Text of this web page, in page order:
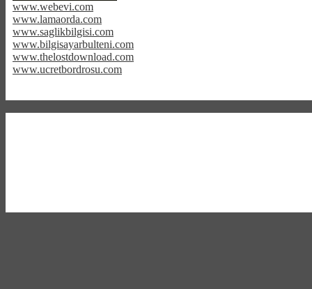
www.webevi.com
www.lamaorda.com
www.saglikbilgisi.com
www.bilgisayarbulteni.com
www.thelostdownload.com
www.ucretbordrosu.com